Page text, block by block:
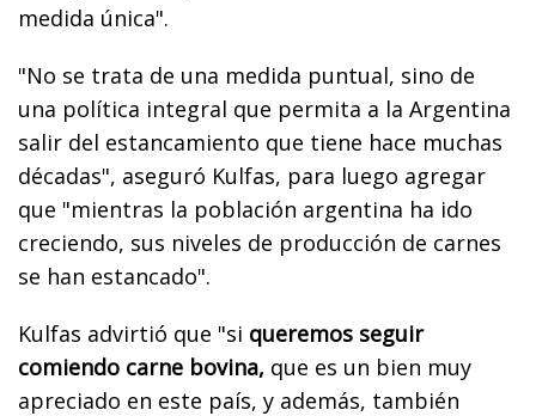
medida única".
"No se trata de una medida puntual, sino de
una política integral que permita a la Argentina
salir del estancamiento que tiene hace muchas
décadas", aseguró Kulfas, para luego agregar
que "mientras la población argentina ha ido
creciendo, sus niveles de producción de carnes
se han estancado".
Kulfas advirtió que "si queremos seguir
comiendo carne bovina, que es un bien muy
apreciado en este país, y además, también